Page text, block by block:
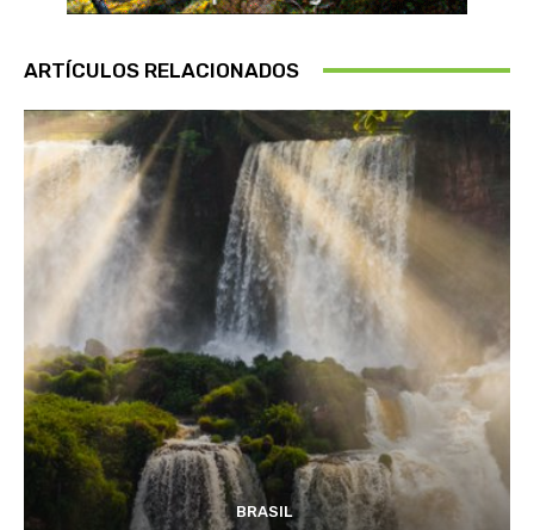
ARTÍCULOS RELACIONADOS
BRASIL